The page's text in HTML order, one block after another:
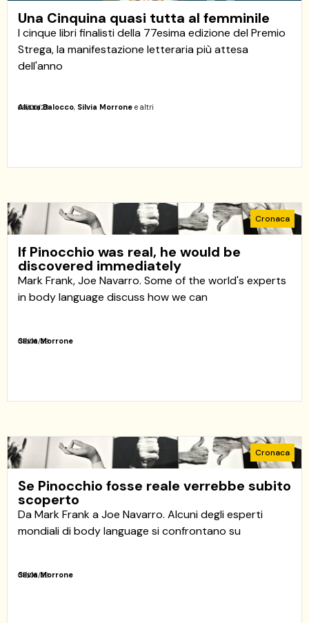
Una Cinquina quasi tutta al femminile
I cinque libri finalisti della 77esima edizione del Premio
Strega, la manifestazione letteraria più attesa
dell'anno
08/06/23
Alissa Balocco, Silvia Morrone e altri
Cronaca
If Pinocchio was real, he would be
discovered immediately
Mark Frank, Joe Navarro. Some of the world's experts
in body language discuss how we can
08/06/23
Silvia Morrone
Cronaca
Se Pinocchio fosse reale verrebbe subito
scoperto
Da Mark Frank a Joe Navarro. Alcuni degli esperti
mondiali di body language si confrontano su
08/06/23
Silvia Morrone